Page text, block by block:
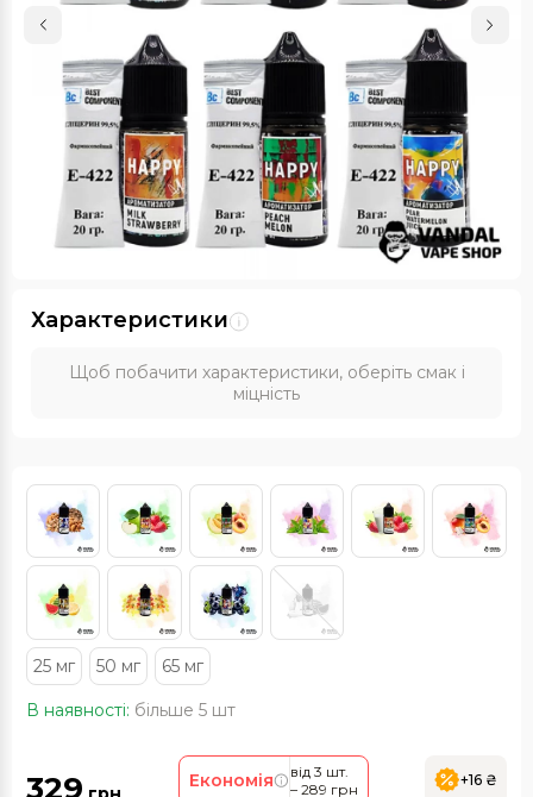
Характеристики
Щоб побачити характеристики, оберіть смак і
міцність
25 мг 50 мг 65 мг
В наявності: більше 5 шт
329 Економія
від 3 шт.
– 289 грн
+16 ₴